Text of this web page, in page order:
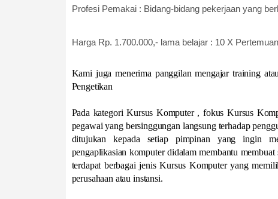
Profesi Pemakai : Bidang-bidang pekerjaan yang
Harga Rp. 1.700.000,- lama belajar : 10 X Pertemuan
Kami juga menerima panggilan mengajar training
Pengetikan
Pada kategori Kursus Komputer , fokus Kursus
pegawai yang bersinggungan langsung terhadap
ditujukan kepada setiap pimpinan yang ingin
pengaplikasian komputer didalam membantu
terdapat berbagai jenis Kursus Komputer yang
perusahaan atau instansi.